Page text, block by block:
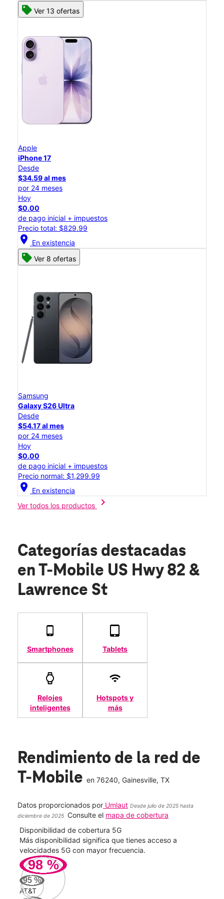
Ver 13 ofertas
Apple
iPhone 17
Desde
$34.59 al mes
por 24 meses
Hoy
$0.00
de pago inicial + impuestos
Precio total: $829.99
location_on En existencia
Ver 8 ofertas
Samsung
Galaxy S26 Ultra
Desde
$54.17 al mes
por 24 meses
Hoy
$0.00
de pago inicial + impuestos
Precio normal: $1,299.99
location_on En existencia
Ver todos los productos
chevron_right
Categorías destacadas
en T-Mobile US Hwy 82 &
Lawrence St
Smartphones Tablets
Relojes
inteligentes
Hotspots y
más
Rendimiento de la red de
T-Mobile en 76240, Gainesville, TX
Datos proporcionados por Umlaut Desde julio de 2025 hasta
diciembre de 2025
Consulte el mapa de cobertura
Disponibilidad de cobertura 5G
Más disponibilidad significa que tienes acceso a
velocidades 5G con mayor frecuencia.
98 %
95 %
AT&T